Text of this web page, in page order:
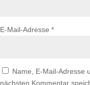
E-Mail-Adresse *
Name, E-Mail-Adresse
nächsten Kommentar